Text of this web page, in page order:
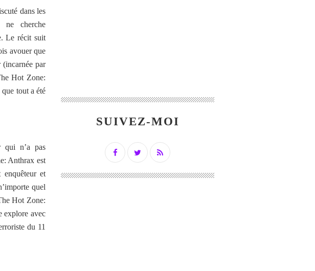
dans les
cherche
Le récit suit
avouer que
par
Hot Zone:
tout a été
qui n’a pas
Anthrax est
enquêteur et
quel
Hot Zone:
explore avec
du 11
SUIVEZ-MOI